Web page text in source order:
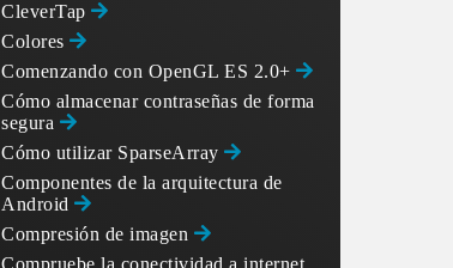
CleverTap
Colores
Comenzando con OpenGL ES 2.0+
Cómo almacenar contraseñas de forma
segura
Cómo utilizar SparseArray
Componentes de la arquitectura de
Android
Compresión de imagen
Compruebe la conectividad a internet